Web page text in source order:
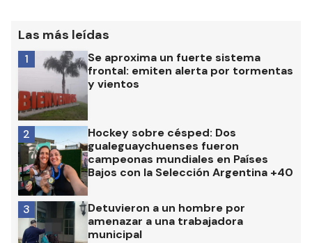
Las más leídas
Se aproxima un fuerte sistema
frontal: emiten alerta por tormentas
y vientos
1
Hockey sobre césped: Dos
gualeguaychuenses fueron
campeonas mundiales en Países
Bajos con la Selección Argentina +40
2
Detuvieron a un hombre por
amenazar a una trabajadora
municipal
3